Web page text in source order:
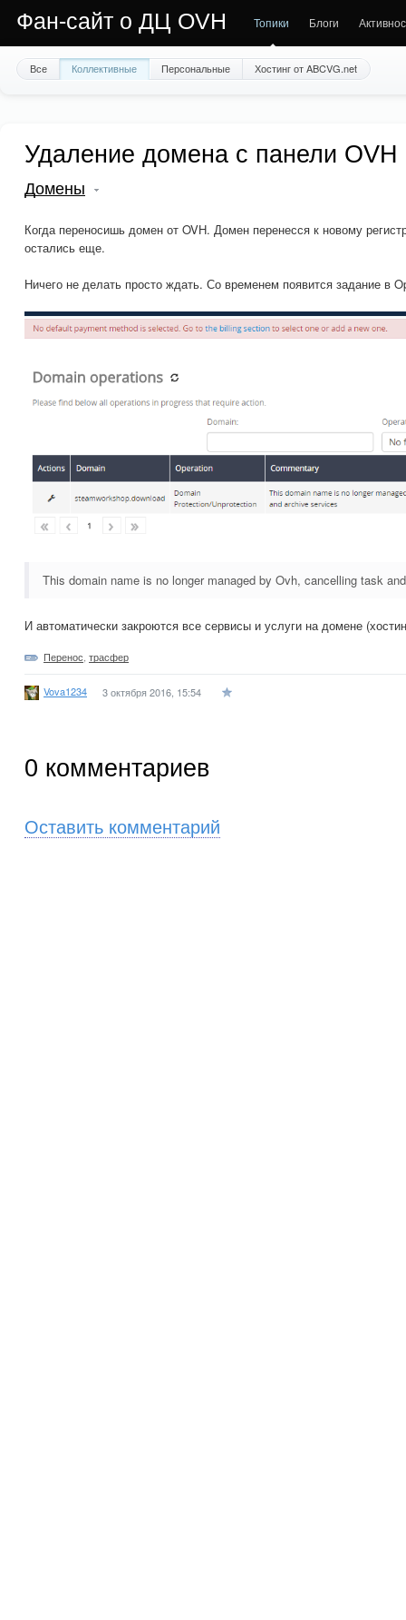
Фан-сайт о ДЦ OVH Топики Блоги
Все Коллективные Персональные Хостинг от ABCVG.net
Удаление домена с панели OVH
Домены
Когда переносишь домен от OVH. Домен перенесся к новому
остались еще.
Ничего не делать просто ждать. Со временем появится задание в
This domain name is no longer managed by Ovh, cancelling task
И автоматически закроются все сервисы и услуги на домене
Перенос трасфер
Vova1234 3 октября 2016, 15:54
0 комментариев
Оставить комментарий